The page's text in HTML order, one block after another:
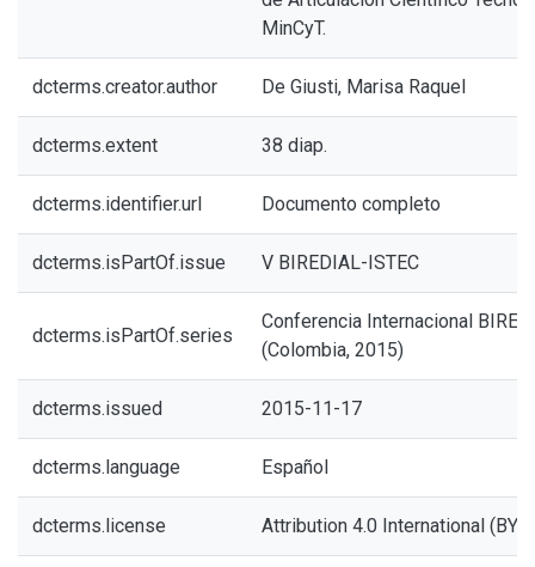
MinCyT.
dcterms.creator.author De Giusti, Marisa Raquel
dcterms.extent 38 diap.
dcterms.identifier.url Documento completo
dcterms.isPartOf.issue V BIREDIAL-ISTEC
dcterms.isPartOf.series
Conferencia Internacional
(Colombia, 2015)
dcterms.issued 2015-11-17
dcterms.language Español
dcterms.license Attribution 4.0 International (BY